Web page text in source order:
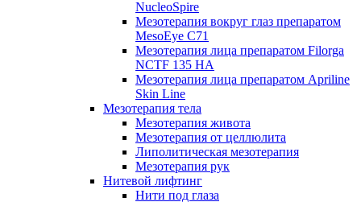
NucleoSpire
Мезотерапия вокруг глаз препаратом
MesoEye С71
Мезотерапия лица препаратом Filorga
NCTF 135 HA
Мезотерапия лица препаратом Apriline
Skin Line
Мезотерапия тела
Мезотерапия живота
Мезотерапия от целлюлита
Липолитическая мезотерапия
Мезотерапия рук
Нитевой лифтинг
Нити под глаза